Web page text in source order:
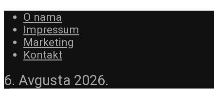
O nama
Impressum
Marketing
Kontakt
6. Avgusta 2026.